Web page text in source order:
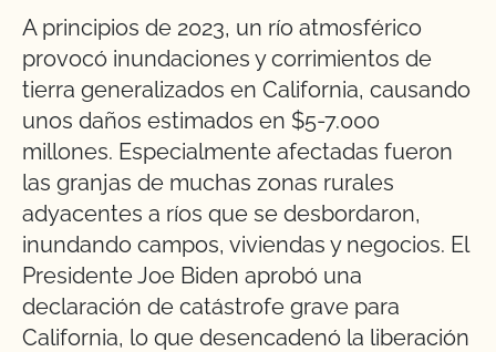
A principios de 2023, un río atmosférico
provocó inundaciones y corrimientos de
tierra generalizados en California, causando
unos daños estimados en $5-7.000
millones. Especialmente afectadas fueron
las granjas de muchas zonas rurales
adyacentes a ríos que se desbordaron,
inundando campos, viviendas y negocios. El
Presidente Joe Biden aprobó una
declaración de catástrofe grave para
California, lo que desencadenó la liberación